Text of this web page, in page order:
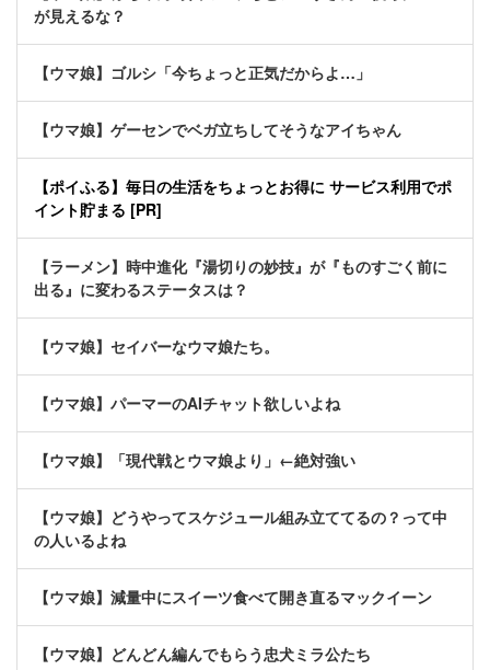
が見えるな？
【ウマ娘】ゴルシ「今ちょっと正気だからよ…」
【ウマ娘】ゲーセンでベガ立ちしてそうなアイちゃん
【ポイふる】毎日の生活をちょっとお得に サービス利用でポ
イント貯まる [PR]
【ラーメン】時中進化『湯切りの妙技』が『ものすごく前に
出る』に変わるステータスは？
【ウマ娘】セイバーなウマ娘たち。
【ウマ娘】パーマーのAIチャット欲しいよね
【ウマ娘】「現代戦とウマ娘より」←絶対強い
【ウマ娘】どうやってスケジュール組み立ててるの？って中
の人いるよね
【ウマ娘】減量中にスイーツ食べて開き直るマックイーン
【ウマ娘】どんどん編んでもらう忠犬ミラ公たち